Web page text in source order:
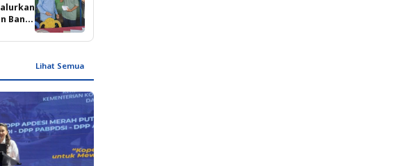
Banjir
Lihat Semua